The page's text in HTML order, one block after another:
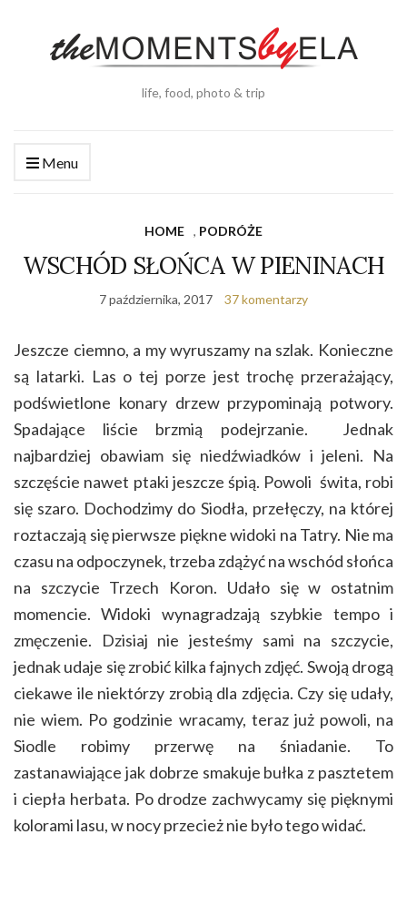
life, food, photo & trip
Menu
HOME , PODRÓŻE
WSCHÓD SŁOŃCA W PIENINACH
7 października, 2017 37 komentarzy
Jeszcze ciemno, a my wyruszamy na szlak. Konieczne
są latarki. Las o tej porze jest trochę przerażający,
podświetlone konary drzew przypominają potwory.
Spadające liście brzmią podejrzanie. Jednak
najbardziej obawiam się niedźwiadków i jeleni. Na
szczęście nawet ptaki jeszcze śpią. Powoli świta, robi
się szaro. Dochodzimy do Siodła, przełęczy, na której
roztaczają się pierwsze piękne widoki na Tatry. Nie ma
czasu na odpoczynek, trzeba zdążyć na wschód słońca
na szczycie Trzech Koron. Udało się w ostatnim
momencie. Widoki wynagradzają szybkie tempo i
zmęczenie. Dzisiaj nie jesteśmy sami na szczycie,
jednak udaje się zrobić kilka fajnych zdjęć. Swoją drogą
ciekawe ile niektórzy zrobią dla zdjęcia. Czy się udały,
nie wiem. Po godzinie wracamy, teraz już powoli, na
Siodle robimy przerwę na śniadanie. To
zastanawiające jak dobrze smakuje bułka z pasztetem
i ciepła herbata. Po drodze zachwycamy się pięknymi
kolorami lasu, w nocy przecież nie było tego widać.